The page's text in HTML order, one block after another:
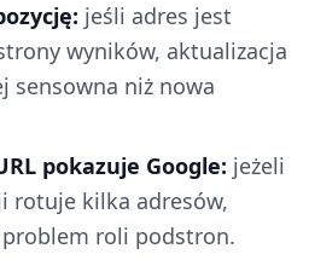
jeśli adres jest
wyników, aktualizacja
sensowna niż nowa
pokazuje Google: jeżeli
rotuje kilka adresów,
roli podstron.